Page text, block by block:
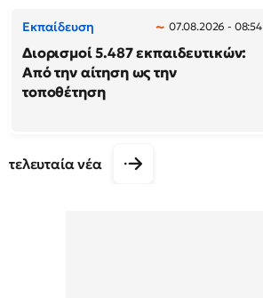
Εκπαίδευση 07.08.2026 - 08:54
Διορισμοί 5.487 εκπαιδευτικών:
Από την αίτηση ως την
τοποθέτηση
τελευταία νέα